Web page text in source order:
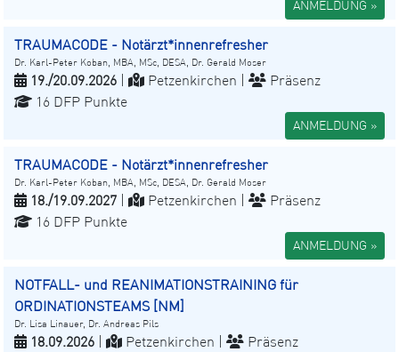
ANMELDUNG »
TRAUMACODE - Notärzt*innenrefresher
Dr. Karl-Peter Koban, MBA, MSc, DESA, Dr. Gerald Moser
19./20.09.2026 Petzenkirchen |
Präsenz
16 DFP Punkte
ANMELDUNG »
TRAUMACODE - Notärzt*innenrefresher
Dr. Karl-Peter Koban, MBA, MSc, DESA, Dr. Gerald Moser
18./19.09.2027 Petzenkirchen |
Präsenz
16 DFP Punkte
ANMELDUNG »
NOTFALL- und REANIMATIONSTRAINING für
ORDINATIONSTEAMS [NM]
Dr. Lisa Linauer, Dr. Andreas Pils
18.09.2026 Petzenkirchen |
Präsenz